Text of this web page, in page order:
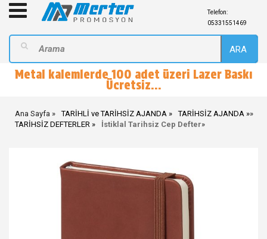
Telefon:
05331551469
ARA
Metal kalemlerde 100 adet üzeri Lazer Baskı
Ücretsiz...
Ana Sayfa TARİHLİ ve TARİHSİZ AJANDA »
TARİHSİZ AJANDA
»
TARİHSİZ DEFTERLER İstiklal Tarihsiz Cep Defter